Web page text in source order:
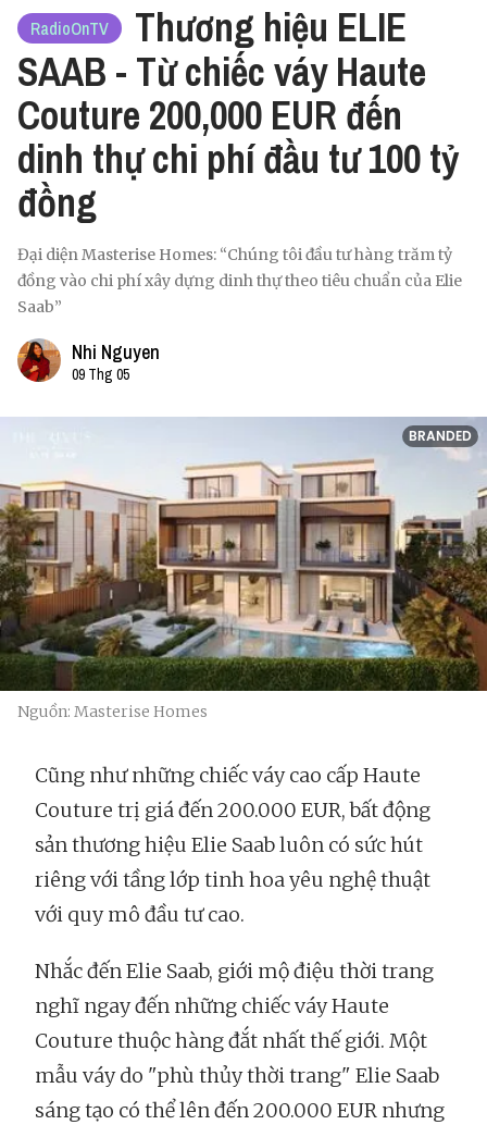
RadioOnTV
Thương hiệu ELIE
SAAB - Từ chiếc váy Haute
Couture 200,000 EUR đến
dinh thự chi phí đầu tư 100 tỷ
đồng
Đại diện Masterise Homes: “Chúng tôi đầu tư hàng trăm tỷ
đồng vào chi phí xây dựng dinh thự theo tiêu chuẩn của Elie
Saab”
Nhi Nguyen
09 Thg 05
BRANDED
Nguồn: Masterise Homes
Cũng như những chiếc váy cao cấp Haute
Couture trị giá đến 200.000 EUR, bất động
sản thương hiệu Elie Saab luôn có sức hút
riêng với tầng lớp tinh hoa yêu nghệ thuật
với quy mô đầu tư cao.
Nhắc đến Elie Saab, giới mộ điệu thời trang
nghĩ ngay đến những chiếc váy Haute
Couture thuộc hàng đắt nhất thế giới. Một
mẫu váy do "phù thủy thời trang" Elie Saab
sáng tạo có thể lên đến 200.000 EUR nhưng